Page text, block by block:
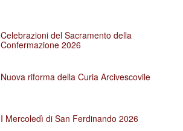
Celebrazioni del Sacramento della
Confermazione 2026
Nuova riforma della Curia Arcivescovile
I Mercoledì di San Ferdinando 2026